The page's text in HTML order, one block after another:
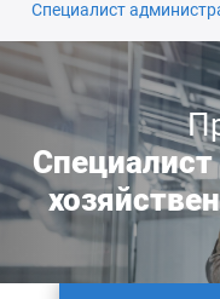
Специалист